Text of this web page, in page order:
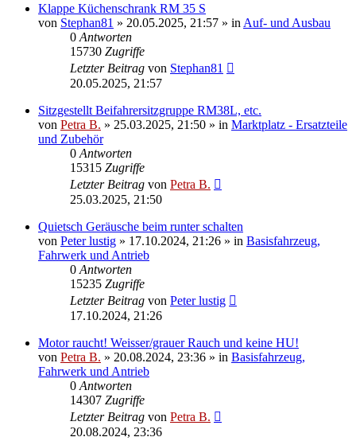
Klappe Küchenschrank RM 35 S
von Stephan81 » 20.05.2025, 21:57 » in Auf- und Ausbau
0 Antworten
15730 Zugriffe
Letzter Beitrag von Stephan81
20.05.2025, 21:57
Sitzgestellt Beifahrersitzgruppe RM38L, etc.
von Petra B. » 25.03.2025, 21:50 » in Marktplatz - Ersatzteile
und Zubehör
0 Antworten
15315 Zugriffe
Letzter Beitrag von Petra B.
25.03.2025, 21:50
Quietsch Geräusche beim runter schalten
von Peter lustig » 17.10.2024, 21:26 » in Basisfahrzeug,
Fahrwerk und Antrieb
0 Antworten
15235 Zugriffe
Letzter Beitrag von Peter lustig
17.10.2024, 21:26
Motor raucht! Weisser/grauer Rauch und keine HU!
von Petra B. » 20.08.2024, 23:36 » in Basisfahrzeug,
Fahrwerk und Antrieb
0 Antworten
14307 Zugriffe
Letzter Beitrag von Petra B.
20.08.2024, 23:36